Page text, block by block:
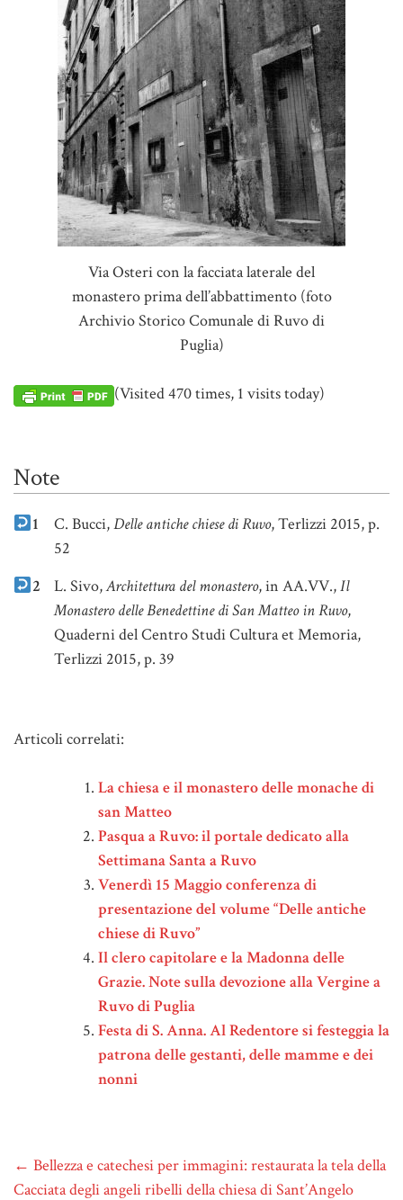
Via Osteri con la facciata laterale del
monastero prima dell’abbattimento (foto
Archivio Storico Comunale di Ruvo di
Puglia)
(Visited 470 times, 1 visits today)
Note
1 C. Bucci,Delle antiche chiese di Ruvo, Terlizzi 2015, p.
52
2
L. Sivo,Architettura del monastero, in AA.VV.,Il
Monastero delle Benedettine di San Matteo in Ruvo,
Quaderni del Centro Studi Cultura et Memoria,
Terlizzi 2015, p. 39
Articoli correlati:
La chiesa e il monastero delle monache di
san Matteo
Pasqua a Ruvo: il portale dedicato alla
Settimana Santa a Ruvo
Venerdì 15 Maggio conferenza di
presentazione del volume “Delle antiche
chiese di Ruvo”
Il clero capitolare e la Madonna delle
Grazie. Note sulla devozione alla Vergine a
Ruvo di Puglia
Festa di S. Anna. Al Redentore si festeggia la
patrona delle gestanti, delle mamme e dei
nonni
← Bellezza e catechesi per immagini: restaurata la tela della
Cacciata degli angeli ribelli della chiesa di Sant’Angelo